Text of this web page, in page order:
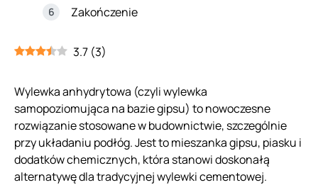
Zakończenie
3.7 (3)
Wylewka anhydrytowa (czyli wylewka
samopoziomująca na bazie gipsu) to nowoczesne
rozwiązanie stosowane w budownictwie, szczególnie
przy układaniu podłóg. Jest to mieszanka gipsu, piasku i
dodatków chemicznych, która stanowi doskonałą
alternatywę dla tradycyjnej wylewki cementowej.